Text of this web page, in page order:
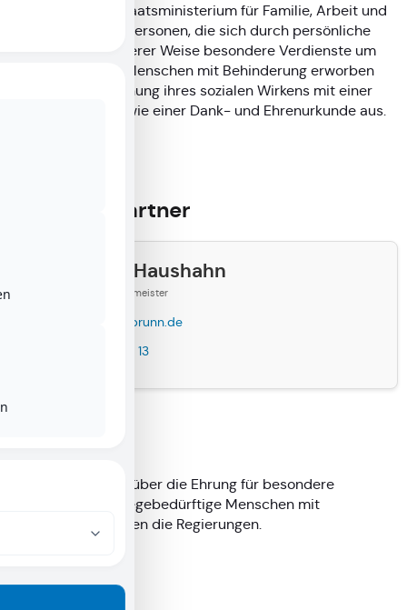
Das Bayerische Staatsministerium für Familie, Arbeit und
Soziales zeichnet Personen, die sich durch persönliche
Pflege oder in anderer Weise besondere Verdienste um
pflegebedürftige Menschen mit Behinderung erworben
haben, in Anerkennung ihres sozialen Wirkens mit einer
Pflegemedaille sowie einer Dank- und Ehrenurkunde aus.
Ansprechpartner
Herr Armin Haushahn
Funktion: Erster Bürgermeister
info@pommelsbrunn.de
+49 09154 9198 13
Nähere Auskünfte über die Ehrung für besondere
Verdienste um pflegebedürftige Menschen mit
Behinderung erteilen die Regierungen.